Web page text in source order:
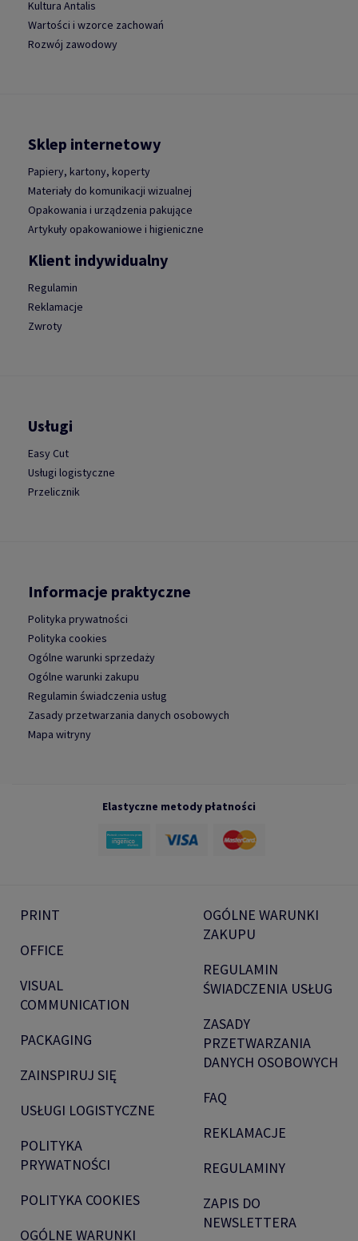
Kultura Antalis
Wartości i wzorce zachowań
Rozwój zawodowy
Sklep internetowy
Papiery, kartony, koperty
Materiały do komunikacji wizualnej
Opakowania i urządzenia pakujące
Artykuły opakowaniowe i higieniczne
Klient indywidualny
Regulamin
Reklamacje
Zwroty
Usługi
Easy Cut
Usługi logistyczne
Przelicznik
Informacje praktyczne
Polityka prywatności
Polityka cookies
Ogólne warunki sprzedaży
Ogólne warunki zakupu
Regulamin świadczenia usług
Zasady przetwarzania danych osobowych
Mapa witryny
Elastyczne metody płatności
PRINT
OFFICE
VISUAL
COMMUNICATION
PACKAGING
ZAINSPIRUJ SIĘ
USŁUGI LOGISTYCZNE
POLITYKA
PRYWATNOŚCI
POLITYKA COOKIES
OGÓLNE WARUNKI
OGÓLNE WARUNKI
ZAKUPU
REGULAMIN
ŚWIADCZENIA USŁUG
ZASADY
PRZETWARZANIA
DANYCH OSOBOWYCH
FAQ
REKLAMACJE
REGULAMINY
ZAPIS DO
NEWSLETTERA